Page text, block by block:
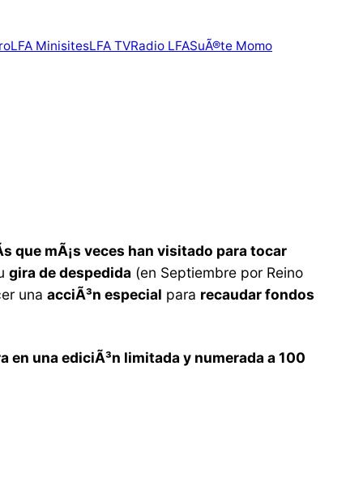
LFA MinisitesLFA TVRadio LFASuÃ®te Momo
que mÃ¡s veces han visitado para tocar
gira de despedida (en Septiembre por Reino
una acciÃ³n especial para recaudar fondos
una ediciÃ³n limitada y numerada a 100